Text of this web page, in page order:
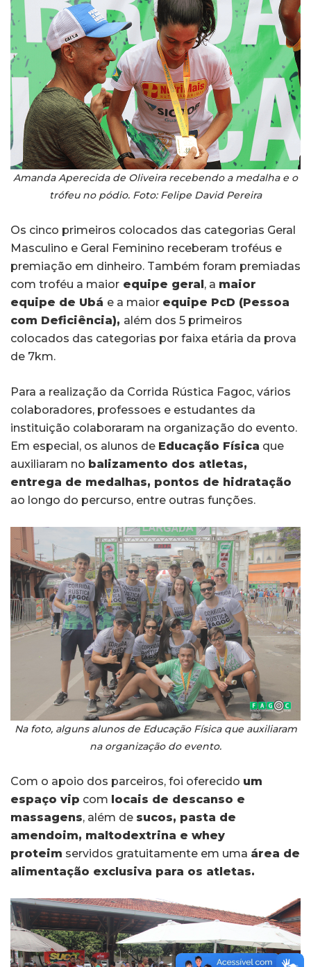
Amanda Aperecida de Oliveira recebendo a medalha e o
trófeu no pódio. Foto: Felipe David Pereira
Os cinco primeiros colocados das categorias Geral
Masculino e Geral Feminino receberam troféus e
premiação em dinheiro. Também foram premiadas
com troféu a maior equipe geral , a maior
equipe de Ubá e a maior equipe PcD (Pessoa
com Deficiência), além dos 5 primeiros
colocados das categorias por faixa etária da prova
de 7km.
Para a realização da Corrida Rústica Fagoc, vários
colaboradores, professoes e estudantes da
instituição colaboraram na organização do evento.
Em especial, os alunos de Educação Física que
auxiliaram no balizamento dos atletas,
entrega de medalhas, pontos de hidratação
ao longo do percurso, entre outras funções.
Na foto, alguns alunos de Educação Física que auxiliaram
na organização do evento.
Com o apoio dos parceiros, foi oferecido um
espaço vip com locais de descanso e
massagens, além de sucos, pasta de
amendoim, maltodextrina e whey
proteim servidos gratuitamente em uma área de
alimentação exclusiva para os atletas.